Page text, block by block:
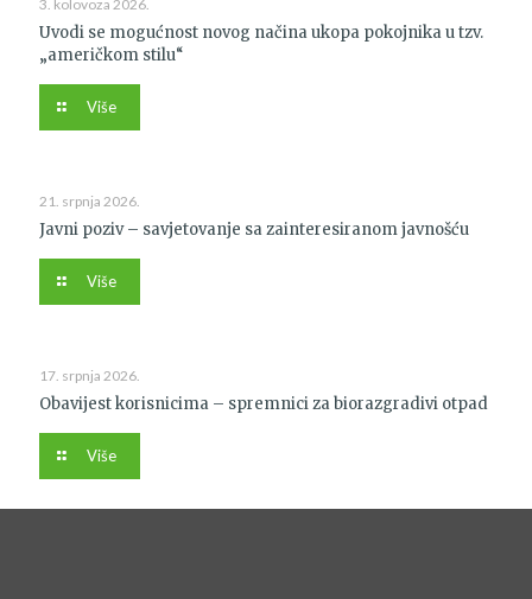
3. kolovoza 2026.
Uvodi se mogućnost novog načina ukopa pokojnika u tzv.
„američkom stilu“
Više
21. srpnja 2026.
Javni poziv – savjetovanje sa zainteresiranom javnošću
Više
17. srpnja 2026.
Obavijest korisnicima – spremnici za biorazgradivi otpad
Više